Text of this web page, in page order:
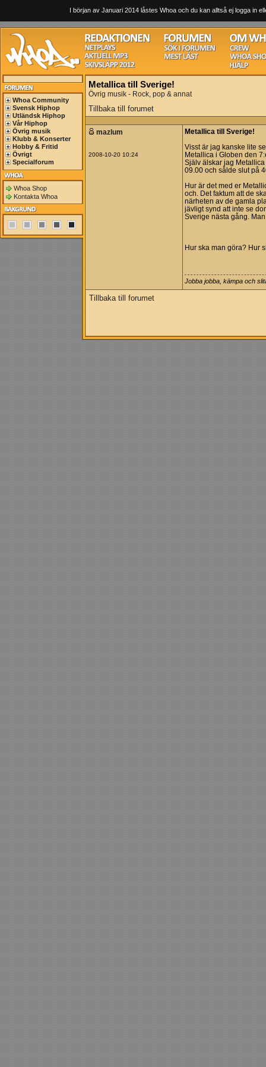
I början av Januari 2014 låstes Whoa och du kan alltså ej logga in
Whoa Community
Svensk Hiphop
Utländsk Hiphop
Vår Hiphop
Övrig musik
Klubb & Konserter
Hobby & Fritid
Övrigt
Specialforum
Whoa Shop
Kontakta Whoa
Metallica till Sverige!
Övrig musik - Rock, pop & annat
Tillbaka till forumet
mazlum
2008-10-20 10:24
Metallica till Sverige!
Visst är jag kanske lite
Metallica i Globen den
Själv älskar jag
09.00 och sålde slut på
Hur är det med er
och. Det faktum att de
närheten av de gamla
jävligt synd att inte se
Sverige nästa gång.
Hur ska man göra? Hur
Jobba jobba, kämpa och
Tillbaka till forumet